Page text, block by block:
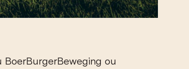
BoerBurgerBeweging ou